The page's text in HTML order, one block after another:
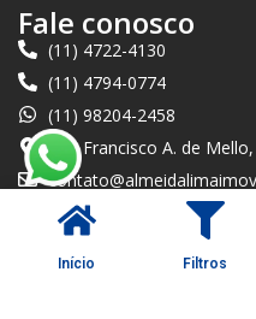
Fale conosco
(11) 4722-4130
(11) 4794-0774
(11) 98204-2458
Rua Francisco A. de
O que procura?
Alugar imóvel
Início Filtros